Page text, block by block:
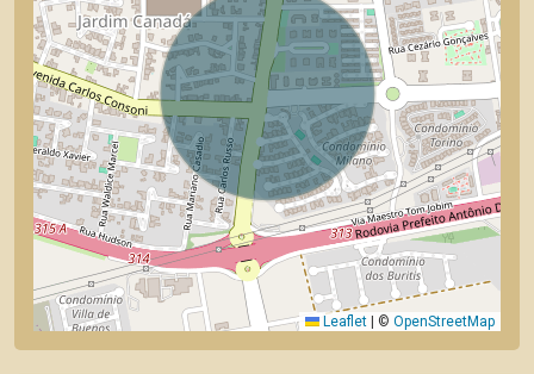
Leaflet © OpenStreetMap